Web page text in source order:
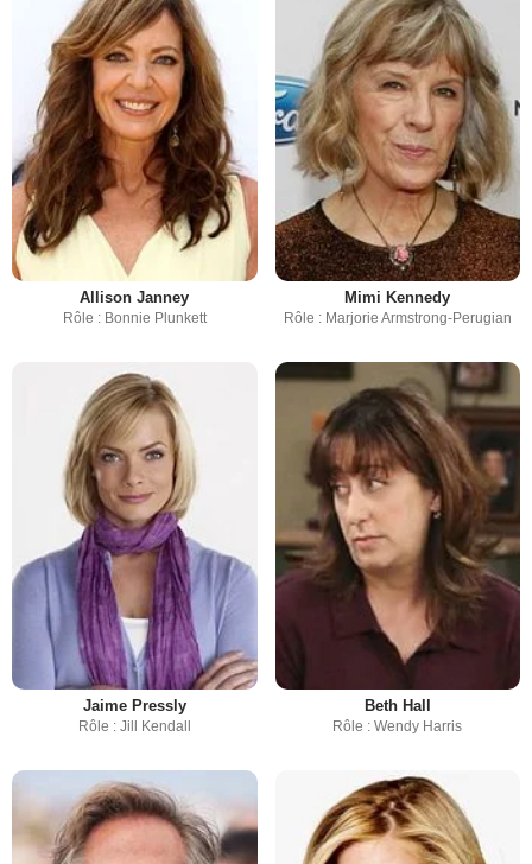
Allison Janney
Rôle : Bonnie Plunkett
Mimi Kennedy
Rôle : Marjorie Armstrong-Perugian
Jaime Pressly
Rôle : Jill Kendall
Beth Hall
Rôle : Wendy Harris